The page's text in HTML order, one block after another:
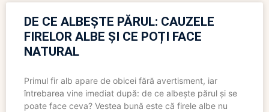
DE CE ALBEȘTE PĂRUL: CAUZELE
FIRELOR ALBE ȘI CE POȚI FACE
NATURAL
Primul fir alb apare de obicei fără avertisment, iar
întrebarea vine imediat după: de ce albește părul și se
poate face ceva? Vestea bună este că firele albe nu